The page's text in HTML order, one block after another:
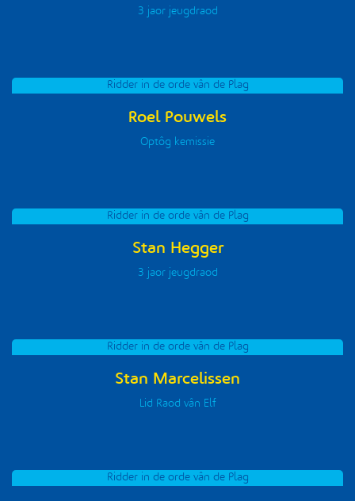
3 jaor jeugdraod
Ridder in de orde vân de Plag
Roel Pouwels
Optôg kemissie
Ridder in de orde vân de Plag
Stan Hegger
3 jaor jeugdraod
Ridder in de orde vân de Plag
Stan Marcelissen
Lid Raod vân Elf
Ridder in de orde vân de Plag